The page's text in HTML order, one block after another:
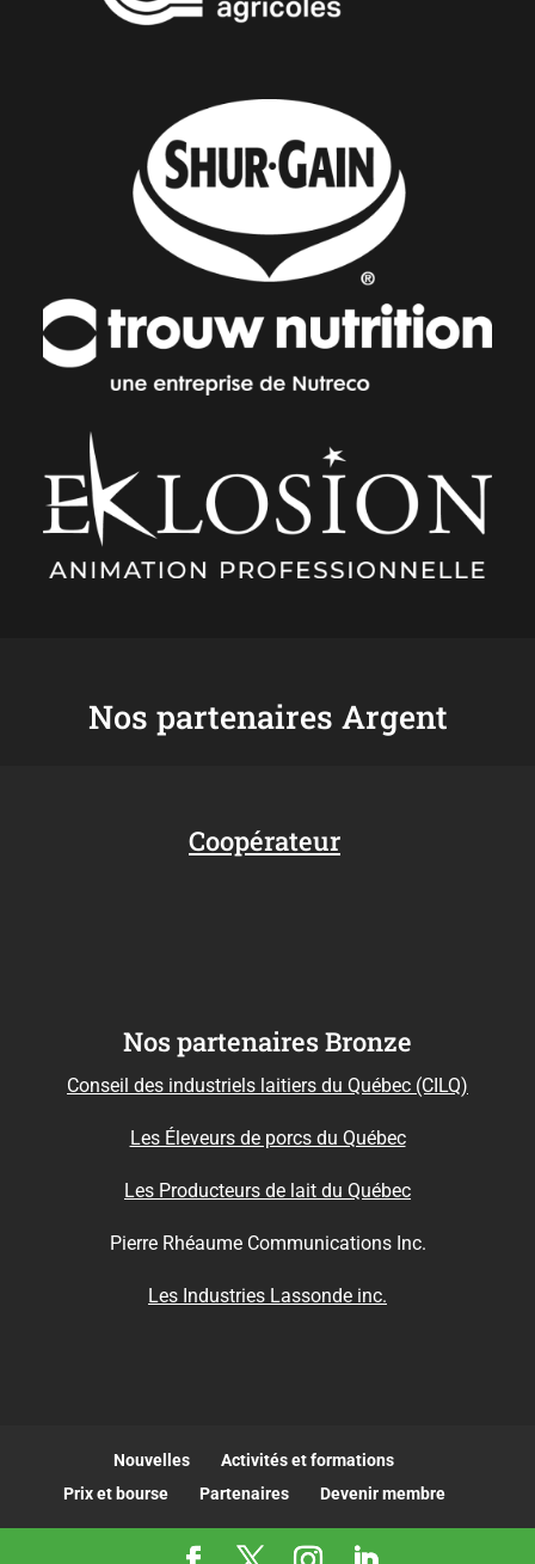
Nos partenaires Argent
Coopérateur
Nos partenaires Bronze
Conseil des industriels laitiers du Québec (CILQ)
Les Éleveurs de porcs du Québec
Les Producteurs de lait du Québec
Pierre Rhéaume Communications Inc.
Les Industries Lassonde inc.
Nouvelles
Activités et formations
Prix et bourse
Partenaires Devenir membre